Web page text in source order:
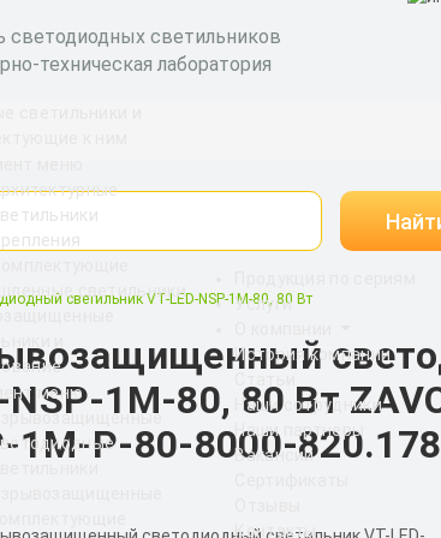
светодиодных светильников
техническая лаборатория
светильники
и
Услуги
История компании
Наши сотрудники
Наши партнеры
Вакансии
Контакты
светильник VT-LED-NSP-1M-80, 80 Вт
NSP-1M-80, 80 Вт
1M-Р-80-8000-